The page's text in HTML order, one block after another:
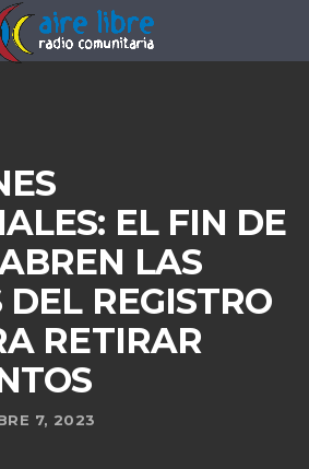
EL FIN DE
LAS
REGISTRO
RETIRAR
7, 2023